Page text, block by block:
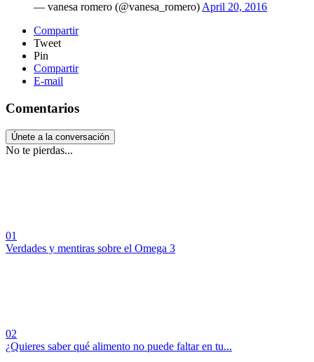
— vanesa romero (@vanesa_romero) April 20, 2016
Compartir
Tweet
Pin
Compartir
E-mail
Comentarios
Únete a la conversación
No te pierdas...
01
Verdades y mentiras sobre el Omega 3
02
¿Quieres saber qué alimento no puede faltar en tu...